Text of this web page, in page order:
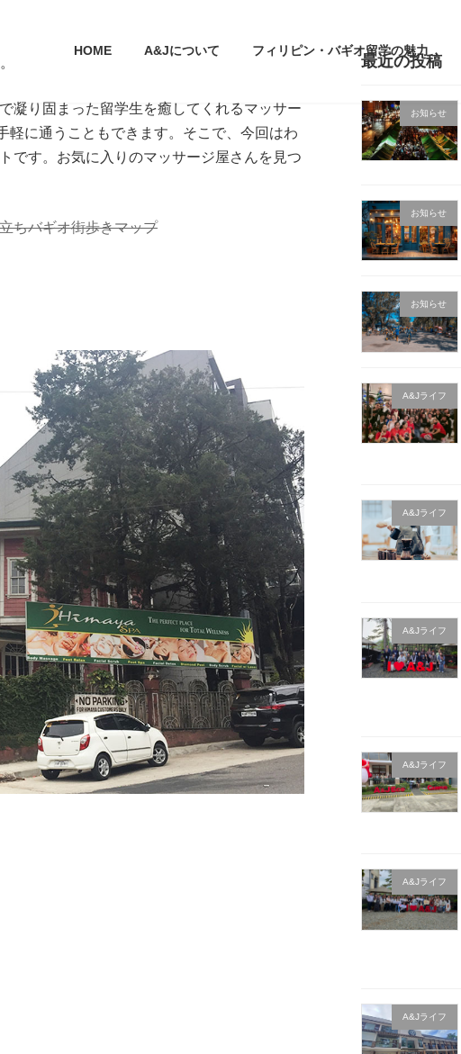
HOME A&Jについて フィリピン・バギオ留学の魅力
凝り固まった留学生を癒してくれるマッサー
軽に通うこともできます。そこで、今回はわ
です。お気に入りのマッサージ屋さんを見つ
ちバギオ街歩きマップ
最近の投稿
お知らせ
お知らせ
お知らせ
A&Jライフ
A&Jライフ
A&Jライフ
A&Jライフ
A&Jライフ
A&Jライフ